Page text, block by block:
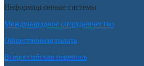
Информационные системы
Международное сотрудничество
Общественная палата
Всероссийская перепись